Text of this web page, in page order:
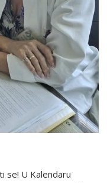
se! U Kalendaru